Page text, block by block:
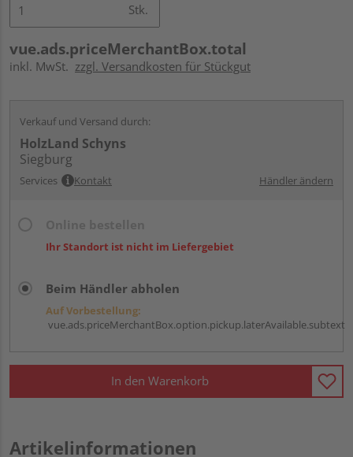
Stk.
vue.ads.priceMerchantBox.total
inkl. MwSt. zzgl. Versandkosten für Stückgut
Verkauf und Versand durch:
HolzLand Schyns
Siegburg
Services Kontakt Händler ändern
Ihr Standort ist nicht im Liefergebiet
Beim Händler abholen
Auf Vorbestellung:
vue.ads.priceMerchantBox.option.pickup.laterAvailable.subtext
In den Warenkorb
Artikelinformationen